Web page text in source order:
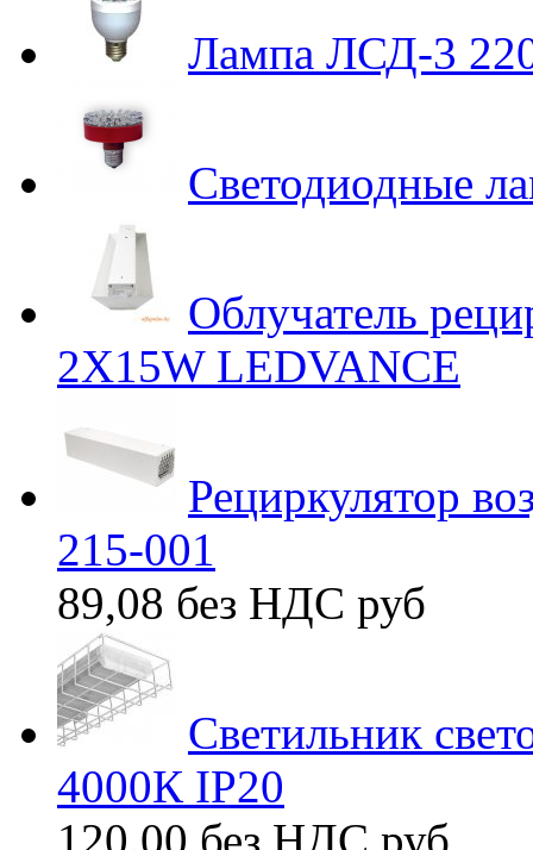
Лампа ЛСД-3
Светодиодные
Облучатель
2X15W LEDVANCE
Рециркулятор
215-001
89,08 без НДС руб
Светильник
4000К IP20